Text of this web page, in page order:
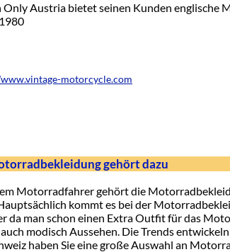
Only Austria bietet seinen Kunden englische
motorcycle.com
gehört dazu
Motorradfahrer gehört die
kommt es bei der
da man schon einen Extra Outfit für das
modisch Aussehen. Die Trends
haben Sie eine große Auswahl an